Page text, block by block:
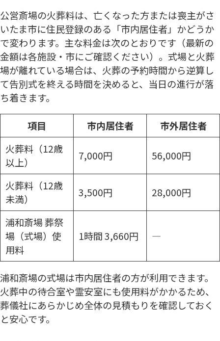
公営斎場の火葬料は、亡くなった方または喪主がさ
いたま市に住民登録のある「市内居住者」かどうか
で変わります。主な料金は次のとおりです（最新の
金額は各施設・市にご確認ください）。式場と火葬
場が離れている場合は、火葬の予約時間から逆算し
て告別式を終える時間を決めると、当日の進行が落
ち着きます。
項目 市内居住者
市外居住者
火葬料（12歳
以上）
7,000円 56,000円
火葬料（12歳
未満）
3,500円 28,000円
浦和斎場 葬祭
場（式場）使
用料
1時間 3,660円 ―
浦和斎場の式場は市内居住者の方が利用できます。
火葬中の待合室や霊安室にも使用料がかかるため、
葬儀社にあらかじめ全体の見積もりを確認しておく
と安心です。